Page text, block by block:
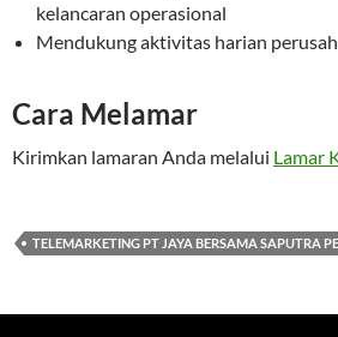
kelancaran operasional
Mendukung aktivitas harian
Cara Melamar
Kirimkan lamaran Anda melalui Lamar
TELEMARKETING PT JAYA BERSAMA SAPUTRA